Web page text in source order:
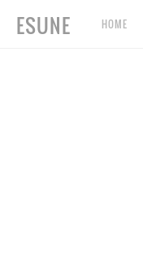
ESUNE HOME